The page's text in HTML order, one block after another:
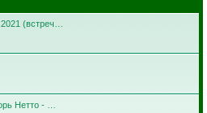
(встреч…
Нетто - …